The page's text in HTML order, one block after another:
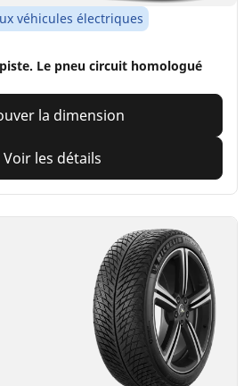
véhicules électriques
Le pneu circuit homologué
la dimension
Voir les détails